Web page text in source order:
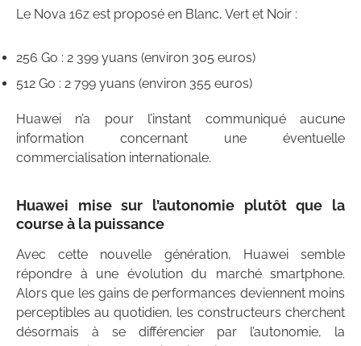
Le Nova 16z est proposé en Blanc, Vert et Noir :
256 Go : 2 399 yuans (environ 305 euros)
512 Go : 2 799 yuans (environ 355 euros)
Huawei n’a pour l’instant communiqué aucune
information concernant une éventuelle
commercialisation internationale.
Huawei mise sur l’autonomie plutôt que la
course à la puissance
Avec cette nouvelle génération, Huawei semble
répondre à une évolution du marché smartphone.
Alors que les gains de performances deviennent moins
perceptibles au quotidien, les constructeurs cherchent
désormais à se différencier par l’autonomie, la